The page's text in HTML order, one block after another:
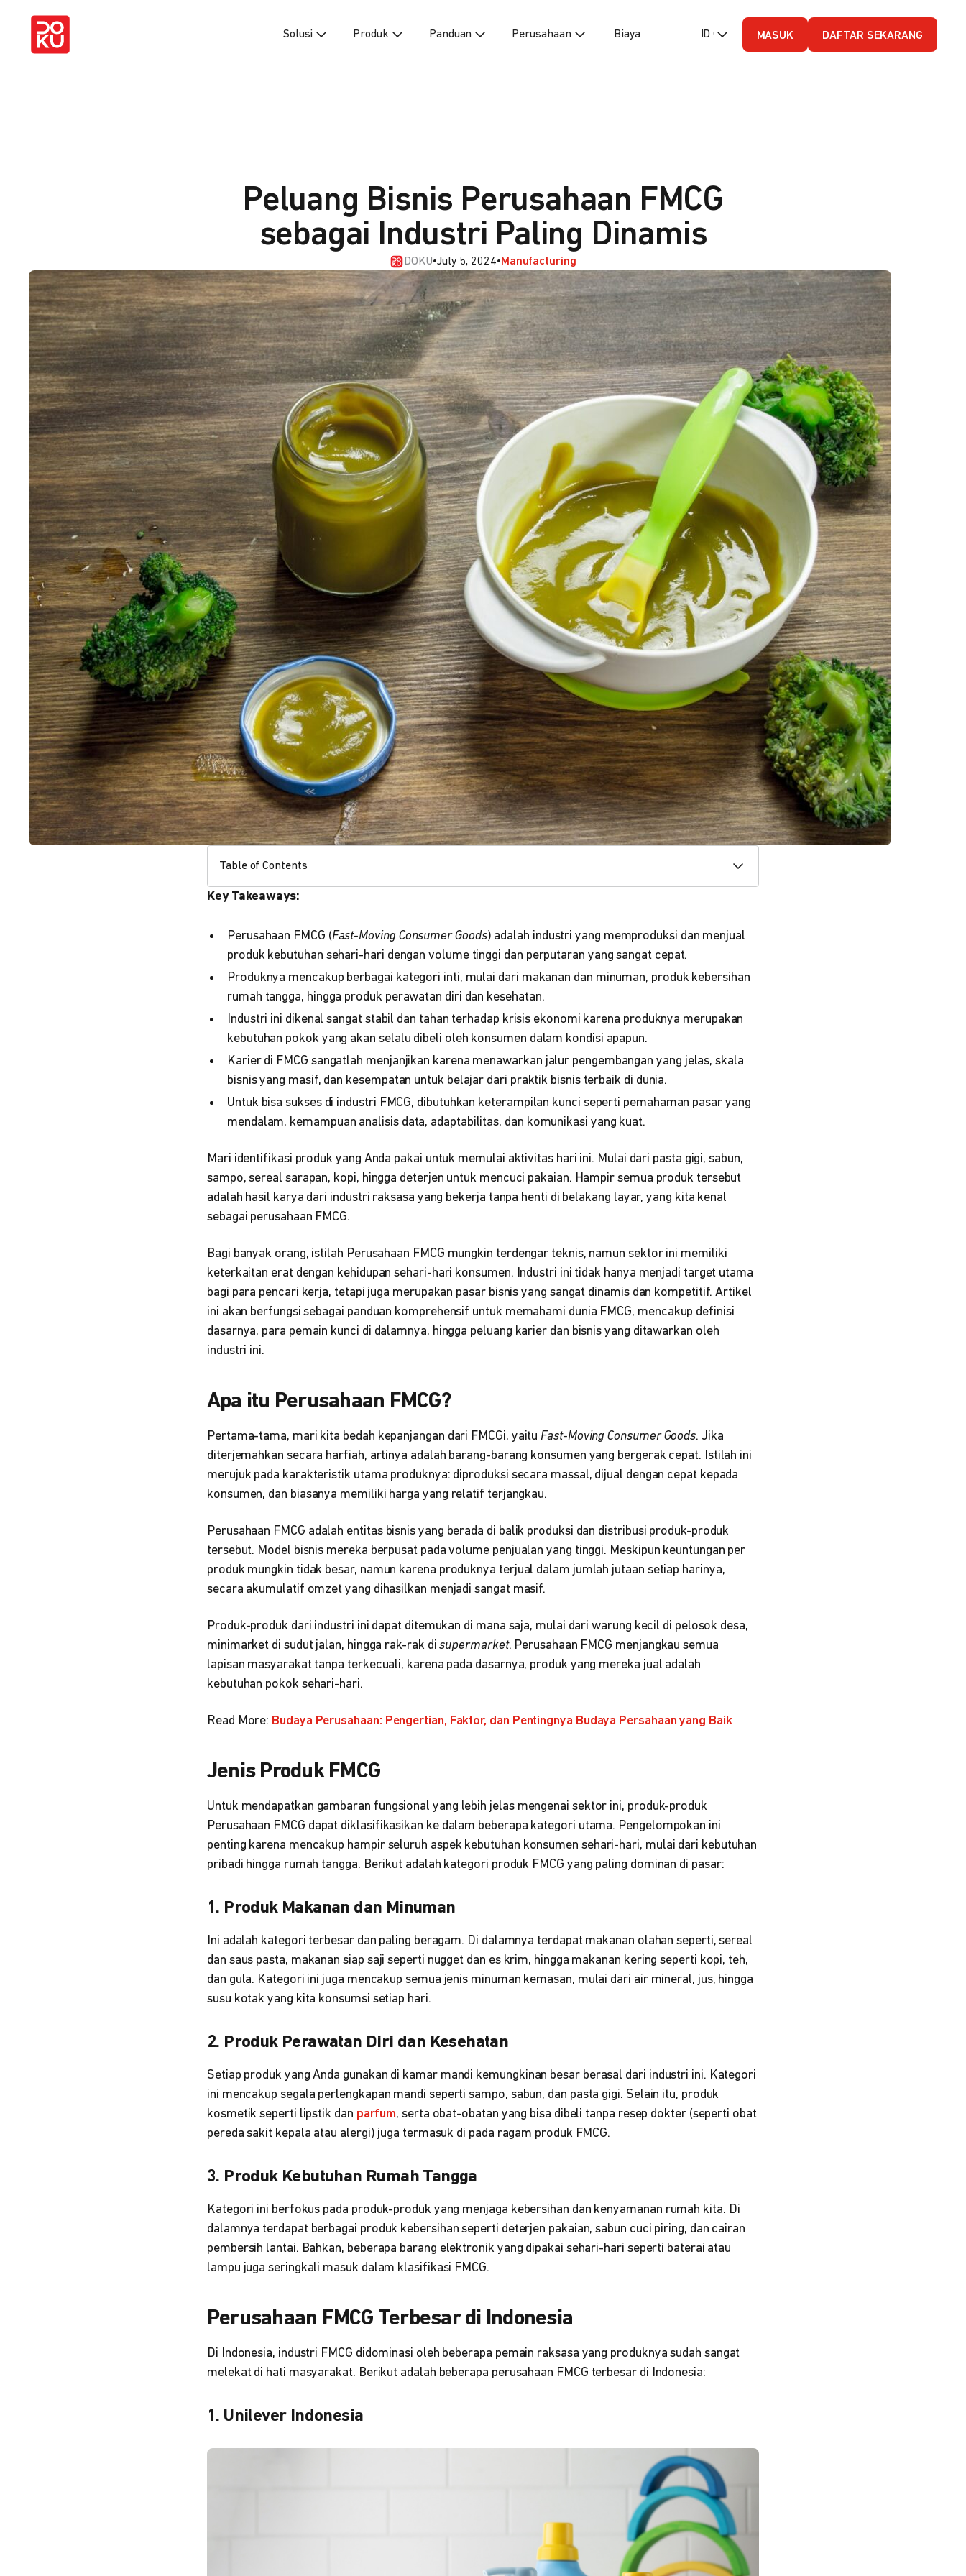
Solusi Produk Panduan Perusahaan Biaya ID (Bahasa Indonesia)
MASUK DAFTAR SEKARANG
Peluang Bisnis Perusahaan FMCG
sebagai Industri Paling Dinamis
DOKU•July 5, 2024•Manufacturing
Table of Contents
Key Takeaways:
Perusahaan FMCG (Fast-Moving Consumer Goods) adalah industri yang memproduksi dan menjual
produk kebutuhan sehari-hari dengan volume tinggi dan perputaran yang sangat cepat.
Produknya mencakup berbagai kategori inti, mulai dari makanan dan minuman, produk kebersihan
rumah tangga, hingga produk perawatan diri dan kesehatan.
Industri ini dikenal sangat stabil dan tahan terhadap krisis ekonomi karena produknya merupakan
kebutuhan pokok yang akan selalu dibeli oleh konsumen dalam kondisi apapun.
Karier di FMCG sangatlah menjanjikan karena menawarkan jalur pengembangan yang jelas, skala
bisnis yang masif, dan kesempatan untuk belajar dari praktik bisnis terbaik di dunia.
Untuk bisa sukses di industri FMCG, dibutuhkan keterampilan kunci seperti pemahaman pasar yang
mendalam, kemampuan analisis data, adaptabilitas, dan komunikasi yang kuat.
Mari identifikasi produk yang Anda pakai untuk memulai aktivitas hari ini. Mulai dari pasta gigi, sabun,
sampo, sereal sarapan, kopi, hingga deterjen untuk mencuci pakaian. Hampir semua produk tersebut
adalah hasil karya dari industri raksasa yang bekerja tanpa henti di belakang layar, yang kita kenal
sebagai perusahaan FMCG.
Bagi banyak orang, istilah Perusahaan FMCG mungkin terdengar teknis, namun sektor ini memiliki
keterkaitan erat dengan kehidupan sehari-hari konsumen. Industri ini tidak hanya menjadi target utama
bagi para pencari kerja, tetapi juga merupakan pasar bisnis yang sangat dinamis dan kompetitif. Artikel
ini akan berfungsi sebagai panduan komprehensif untuk memahami dunia FMCG, mencakup definisi
dasarnya, para pemain kunci di dalamnya, hingga peluang karier dan bisnis yang ditawarkan oleh
industri ini.
Apa itu Perusahaan FMCG?
Pertama-tama, mari kita bedah kepanjangan dari FMCGi, yaituFast-Moving Consumer Goods. Jika
diterjemahkan secara harfiah, artinya adalah barang-barang konsumen yang bergerak cepat. Istilah ini
merujuk pada karakteristik utama produknya: diproduksi secara massal, dijual dengan cepat kepada
konsumen, dan biasanya memiliki harga yang relatif terjangkau.
Perusahaan FMCG adalah entitas bisnis yang berada di balik produksi dan distribusi produk-produk
tersebut. Model bisnis mereka berpusat pada volume penjualan yang tinggi. Meskipun keuntungan per
produk mungkin tidak besar, namun karena produknya terjual dalam jumlah jutaan setiap harinya,
secara akumulatif omzet yang dihasilkan menjadi sangat masif.
Produk-produk dari industri ini dapat ditemukan di mana saja, mulai dari warung kecil di pelosok desa,
minimarket di sudut jalan, hingga rak-rak disupermarket. Perusahaan FMCG menjangkau semua
lapisan masyarakat tanpa terkecuali, karena pada dasarnya, produk yang mereka jual adalah
kebutuhan pokok sehari-hari.
Read More: Budaya Perusahaan: Pengertian, Faktor, dan Pentingnya Budaya Persahaan yang Baik
Jenis Produk FMCG
Untuk mendapatkan gambaran fungsional yang lebih jelas mengenai sektor ini, produk-produk
Perusahaan FMCG dapat diklasifikasikan ke dalam beberapa kategori utama. Pengelompokan ini
penting karena mencakup hampir seluruh aspek kebutuhan konsumen sehari-hari, mulai dari kebutuhan
pribadi hingga rumah tangga. Berikut adalah kategori produk FMCG yang paling dominan di pasar:
1. Produk Makanan dan Minuman
Ini adalah kategori terbesar dan paling beragam. Di dalamnya terdapat makanan olahan seperti, sereal
dan saus pasta, makanan siap saji seperti nugget dan es krim, hingga makanan kering seperti kopi, teh,
dan gula. Kategori ini juga mencakup semua jenis minuman kemasan, mulai dari air mineral, jus, hingga
susu kotak yang kita konsumsi setiap hari.
2. Produk Perawatan Diri dan Kesehatan
Setiap produk yang Anda gunakan di kamar mandi kemungkinan besar berasal dari industri ini. Kategori
ini mencakup segala perlengkapan mandi seperti sampo, sabun, dan pasta gigi. Selain itu, produk
kosmetik seperti lipstik dan parfum, serta obat-obatan yang bisa dibeli tanpa resep dokter (seperti obat
pereda sakit kepala atau alergi) juga termasuk di pada ragam produk FMCG.
3. Produk Kebutuhan Rumah Tangga
Kategori ini berfokus pada produk-produk yang menjaga kebersihan dan kenyamanan rumah kita. Di
dalamnya terdapat berbagai produk kebersihan seperti deterjen pakaian, sabun cuci piring, dan cairan
pembersih lantai. Bahkan, beberapa barang elektronik yang dipakai sehari-hari seperti baterai atau
lampu juga seringkali masuk dalam klasifikasi FMCG.
Perusahaan FMCG Terbesar di Indonesia
Di Indonesia, industri FMCG didominasi oleh beberapa pemain raksasa yang produknya sudah sangat
melekat di hati masyarakat. Berikut adalah beberapa perusahaan FMCG terbesar di Indonesia:
1. Unilever Indonesia